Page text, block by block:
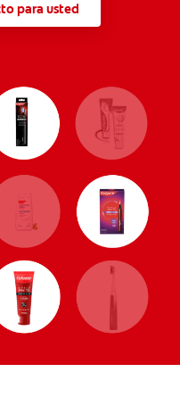
para usted